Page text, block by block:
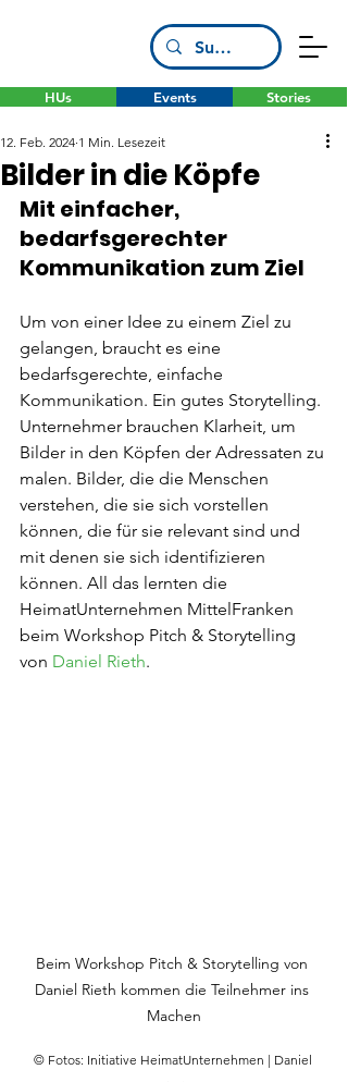
HUs Stories
Events
Bilder in die Köpfe
12. Feb. 2024 1 Min. Lesezeit
Mit einfacher,
bedarfsgerechter
Kommunikation zum Ziel
Um von einer Idee zu einem Ziel zu
gelangen, braucht es eine
bedarfsgerechte, einfache
Kommunikation. Ein gutes Storytelling.
Unternehmer brauchen Klarheit, um
Bilder in den Köpfen der Adressaten zu
malen. Bilder, die die Menschen
verstehen, die sie sich vorstellen
können, die für sie relevant sind und
mit denen sie sich identifizieren
können. All das lernten die
HeimatUnternehmen MittelFranken
beim Workshop Pitch & Storytelling
von Daniel Rieth.
Beim Workshop Pitch & Storytelling von
Daniel Rieth kommen die Teilnehmer ins
Machen
© Fotos: Initiative HeimatUnternehmen | Daniel